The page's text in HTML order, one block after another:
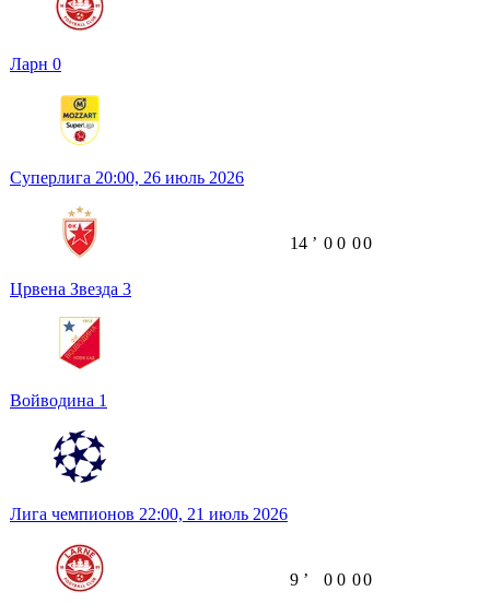
Ларн 0
Суперлига 20:00, 26 июль 2026
Црвена Звезда 3
Войводина 1
14 ʼ 0 0 00
Лига чемпионов 22:00, 21 июль 2026
9 ʼ 0 0 00